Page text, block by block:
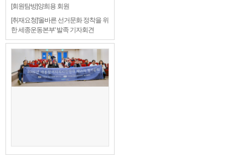
[회원탐방]양희용 회원
[취재요청]'올바른 선거문화 정착을 위
한 세종운동본부' 발족 기자회견